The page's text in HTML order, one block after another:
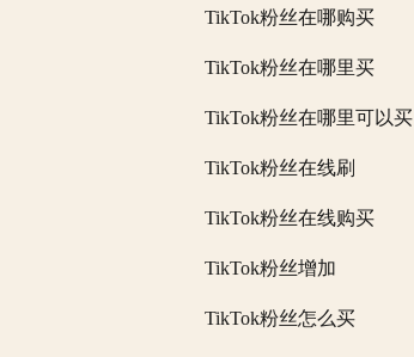
TikTok粉丝在哪购买
TikTok粉丝在哪里买
TikTok粉丝在哪里可以买
TikTok粉丝在线刷
TikTok粉丝在线购买
TikTok粉丝增加
TikTok粉丝怎么买